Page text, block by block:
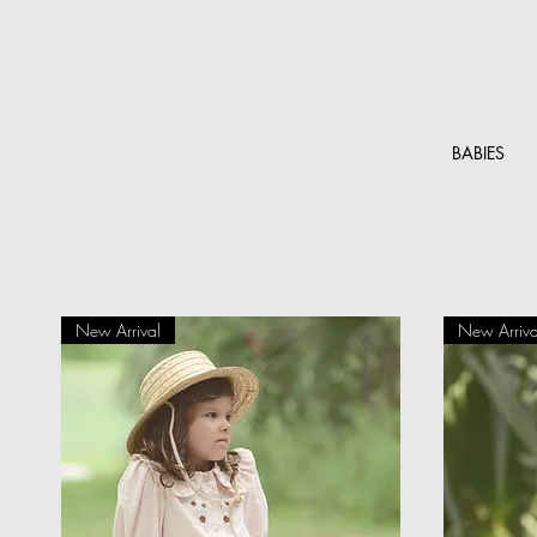
BABIES
New Arrival New Arrival